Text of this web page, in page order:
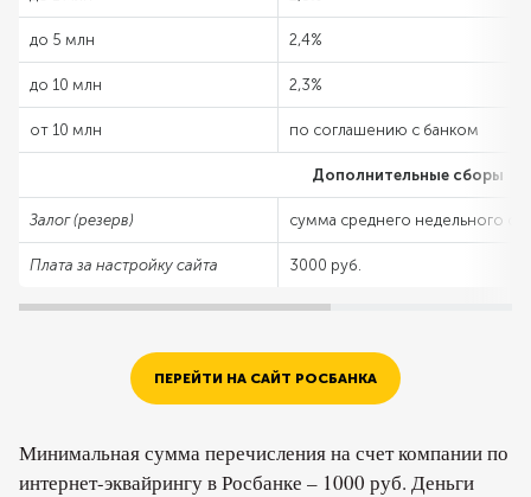
до 5 млн 2,4%
до 10 млн 2,3%
от 10 млн по соглашению с банком
Дополнительные сборы
Залог (резерв) сумма среднего недельного
Плата за настройку сайта 3000 руб.
ПЕРЕЙТИ НА САЙТ РОСБАНКА
Минимальная сумма перечисления на счет компании по
интернет-эквайрингу в Росбанке – 1000 руб. Деньги